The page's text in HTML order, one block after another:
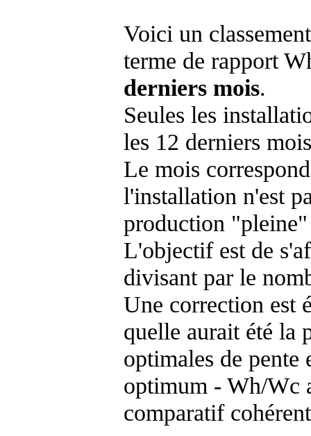
Voici un
terme de rapport
derniers mois.
Seules les
les 12 derniers
Le mois
l'installation n'est
production "pleine"
L'objectif est de
divisant par le
Une correction est
quelle aurait été la
optimales de
optimum - Wh/Wc
comparatif